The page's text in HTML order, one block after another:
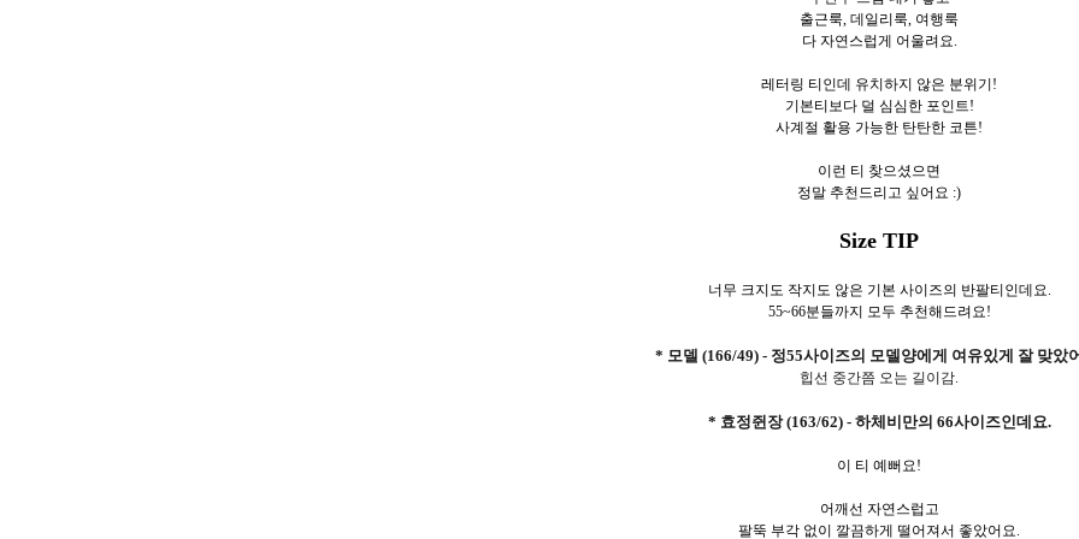
출근룩, 데일리룩, 여행룩
다 자연스럽게 어울려요.
레터링 티인데 유치하지 않은 분위기!
기본티보다 덜 심심한 포인트!
사계절 활용 가능한 탄탄한 코튼!
이런 티 찾으셨으면
정말 추천드리고 싶어요 :)
Size TIP
너무 크지도 작지도 않은 기본 사이즈의 반팔티인데요.
55~66분들까지 모두 추천해드려요!
* 모델 (166/49) - 정55사이즈의 모델양에게 여유있게 잘 맞았
힙선 중간쯤 오는 길이감.
* 효정쥔장 (163/62) - 하체비만의 66사이즈인데요.
이 티 예뻐요!
어깨선 자연스럽고
팔뚝 부각 없이 깔끔하게 떨어져서 좋았어요.